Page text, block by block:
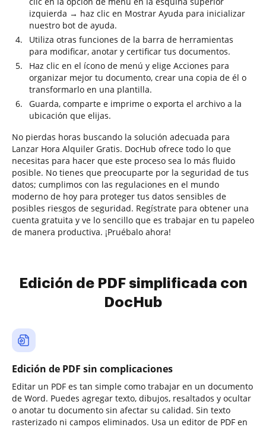
izquierda → haz clic en Mostrar Ayuda para inicializar
nuestro bot de ayuda.
Utiliza otras funciones de la barra de herramientas
para modificar, anotar y certificar tus documentos.
Haz clic en el ícono de menú y elige Acciones para
organizar mejor tu documento, crear una copia de él o
transformarlo en una plantilla.
Guarda, comparte e imprime o exporta el archivo a la
ubicación que elijas.
No pierdas horas buscando la solución adecuada para
Lanzar Hora Alquiler Gratis. DocHub ofrece todo lo que
necesitas para hacer que este proceso sea lo más fluido
posible. No tienes que preocuparte por la seguridad de tus
datos; cumplimos con las regulaciones en el mundo
moderno de hoy para proteger tus datos sensibles de
posibles riesgos de seguridad. Regístrate para obtener una
cuenta gratuita y ve lo sencillo que es trabajar en tu papeleo
de manera productiva. ¡Pruébalo ahora!
Edición de PDF simplificada con
DocHub
Edición de PDF sin complicaciones
Editar un PDF es tan simple como trabajar en un documento
de Word. Puedes agregar texto, dibujos, resaltados y ocultar
o anotar tu documento sin afectar su calidad. Sin texto
rasterizado ni campos eliminados. Usa un editor de PDF en